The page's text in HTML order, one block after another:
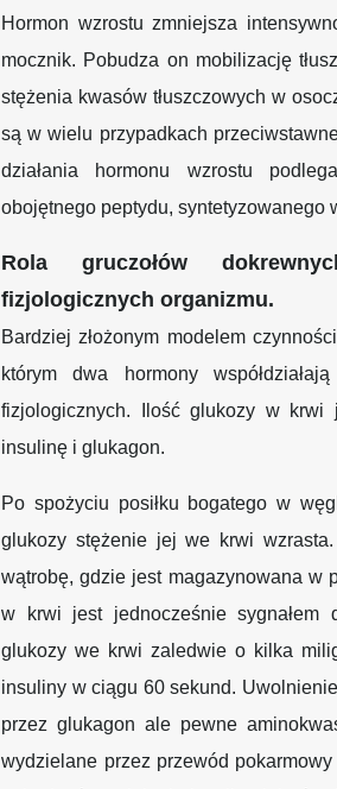
Hormon wzrostu zmniejsza
mocznik. Pobudza on mobilizację
stężenia kwasów tłuszczowych w
są w wielu przypadkach
działania hormonu wzrostu
obojętnego peptydu, syntetyzowanego
Rola gruczołów
fizjologicznych organizmu.
Bardziej złożonym modelem
którym dwa hormony
fizjologicznych. Ilość glukozy w
insulinę i glukagon.
Po spożyciu posiłku bogatego w
glukozy stężenie jej we krwi
wątrobę, gdzie jest magazynowana w
w krwi jest jednocześnie sygnałem
glukozy we krwi zaledwie o kilka
insuliny w ciągu 60 sekund.
przez glukagon ale pewne
wydzielane przez przewód